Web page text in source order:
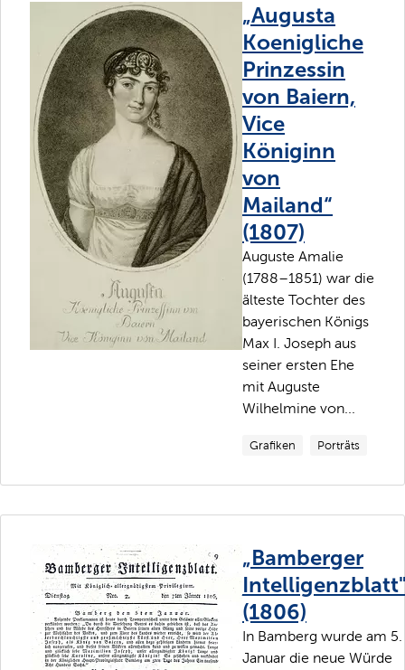
„Augusta
Koenigliche
Prinzessin
von Baiern,
Vice
Königinn
von
Mailand“
(1807)
Auguste Amalie
(1788–1851) war die
älteste Tochter des
bayerischen Königs
Max I. Joseph aus
seiner ersten Ehe
mit Auguste
Wilhelmine von...
Grafiken Porträts
„Bamberger
(1806)
In Bamberg wurde am 5.
Januar die neue Würde